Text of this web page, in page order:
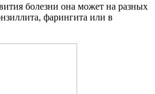
болезни она может на разных
фарингита или в